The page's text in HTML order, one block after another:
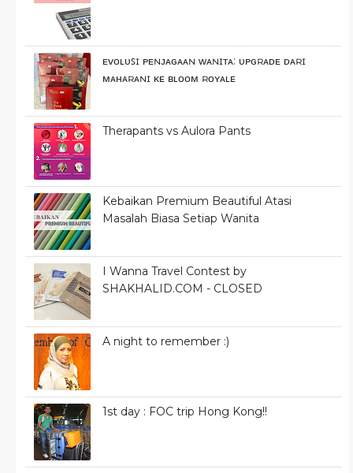
ᴇᴠᴏʟᴜꜱɪ ᴘᴇɴᴊᴀɢᴀᴀɴ ᴡᴀɴɪᴛᴀ: ᴜᴘɢʀᴀᴅᴇ ᴅᴀʀɪ
ᴍᴀʜᴀʀᴀɴɪ ᴋᴇ ʙʟᴏᴏᴍ ʀᴏʏᴀʟᴇ
Therapants vs Aulora Pants
Kebaikan Premium Beautiful Atasi
Masalah Biasa Setiap Wanita
I Wanna Travel Contest by
SHAKHALID.COM - CLOSED
A night to remember :)
1st day : FOC trip Hong Kong!!